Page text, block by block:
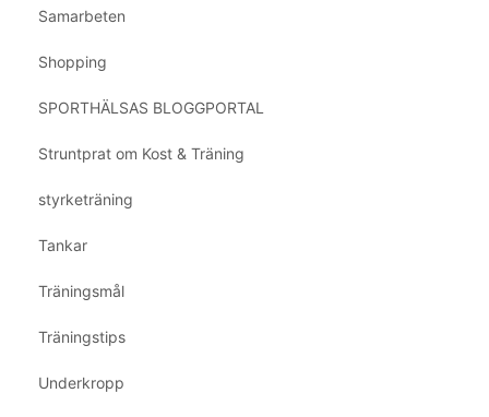
Samarbeten
Shopping
SPORTHÄLSAS BLOGGPORTAL
Struntprat om Kost & Träning
styrketräning
Tankar
Träningsmål
Träningstips
Underkropp